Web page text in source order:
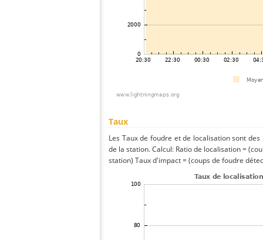
Taux
Les Taux de foudre et de localisation sont
de la station. Calcul: Ratio de localisation =
station) Taux d'impact = (coups de foudre